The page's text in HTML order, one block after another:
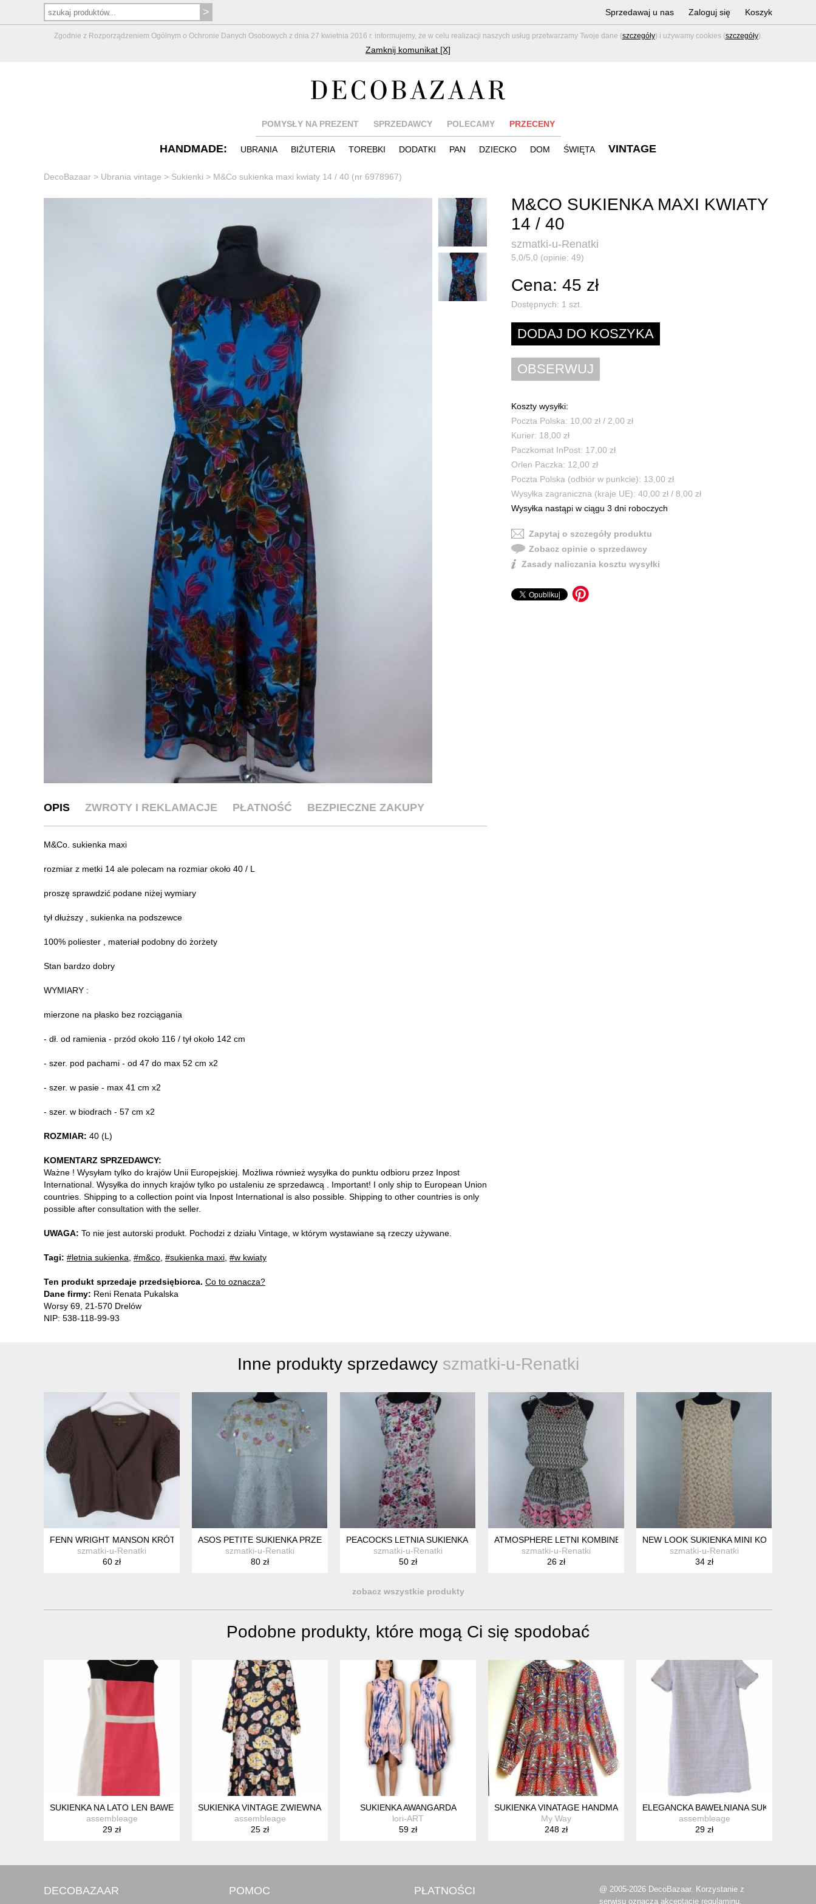
Zgodnie z Rozporządzeniem Ogólnym o Ochronie Danych Osobowych z dnia 27 kwietnia 2016 r. informujemy, że w celu realizacji naszych usług przetwarzamy Twoje dane (szczegóły) i używamy cookies (szczegóły).
Zamknij komunikat [X]
Sprzedawaj u nas Zaloguj się Koszyk
POMYSŁY NA PREZENT SPRZEDAWCY POLECAMY PRZECENY
HANDMADE: UBRANIA BIŻUTERIA TOREBKI DODATKI PAN DZIECKO DOM ŚWIĘTA VINTAGE
DecoBazaar > Ubrania vintage > Sukienki > M&Co sukienka maxi kwiaty 14 / 40 (nr 6978967)
M&CO SUKIENKA MAXI KWIATY
14 / 40
szmatki-u-Renatki
5,0/5,0 (opinie: 49)
Cena: 45 zł
Dostępnych: 1 szt.
Koszty wysyłki:
Poczta Polska: 10,00 zł / 2,00 zł
Kurier: 18,00 zł
Paczkomat InPost: 17,00 zł
Orlen Paczka: 12,00 zł
Poczta Polska (odbiór w punkcie): 13,00 zł
Wysyłka zagraniczna (kraje UE): 40,00 zł / 8,00 zł
Wysyłka nastąpi w ciągu 3 dni roboczych
Zapytaj o szczegóły produktu
Zobacz opinie o sprzedawcy
Zasady naliczania kosztu wysyłki
OPIS ZWROTY I REKLAMACJE PŁATNOŚĆ BEZPIECZNE ZAKUPY
M&Co. sukienka maxi
rozmiar z metki 14 ale polecam na rozmiar około 40 / L
proszę sprawdzić podane niżej wymiary
tył dłuższy , sukienka na podszewce
100% poliester , materiał podobny do żorżety
Stan bardzo dobry
WYMIARY :
mierzone na płasko bez rozciągania
- dł. od ramienia - przód około 116 / tył około 142 cm
- szer. pod pachami - od 47 do max 52 cm x2
- szer. w pasie - max 41 cm x2
- szer. w biodrach - 57 cm x2
ROZMIAR: 40 (L)
KOMENTARZ SPRZEDAWCY:
Ważne ! Wysyłam tylko do krajów Unii Europejskiej. Możliwa również wysyłka do punktu odbioru przez Inpost
International. Wysyłka do innych krajów tylko po ustaleniu ze sprzedawcą . Important! I only ship to European Union
countries. Shipping to a collection point via Inpost International is also possible. Shipping to other countries is only
possible after consultation with the seller.
UWAGA: To nie jest autorski produkt. Pochodzi z działu Vintage, w którym wystawiane są rzeczy używane.
Tagi: #letnia sukienka #m&co #sukienka maxi #w kwiaty
Ten produkt sprzedaje przedsiębiorca. Co to oznacza?
Dane firmy: Reni Renata Pukalska
Worsy 69, 21-570 Drelów
NIP: 538-118-99-93
Inne produkty sprzedawcy szmatki-u-Renatki
FENN WRIGHT MANSON KRÓTKI SWETEREK Z ANGORĄ KASZMIREM 16 / 42
szmatki-u-Renatki
60 zł
ASOS PETITE SUKIENKA PRZED KOLANO HAFT 12 / 38 Z METKĄ
szmatki-u-Renatki
80 zł
PEACOCKS LETNIA SUKIENKA W KWIATY 14 / 40 Z METKĄ
szmatki-u-Renatki
50 zł
ATMOSPHERE LETNI KOMBINEZON SZORTY 8 / 34
szmatki-u-Renatki
26 zł
NEW LOOK SUKIENKA MINI KORONKA 12 /
szmatki-u-Renatki
34 zł
zobacz wszystkie produkty
Podobne produkty, które mogą Ci się spodobać
SUKIENKA NA LATO LEN BAWEŁNA BEZ RĘKAWÓW ELEGANCKA BIUROWA
assembleage
29 zł
SUKIENKA VINTAGE ZWIEWNA Z DŁUGIM RĘKAWEM WISKOZA MSCH
assembleage
25 zł
SUKIENKA AWANGARDA
lori-ART
59 zł
SUKIENKA VINATAGE HANDMADE
My Way
248 zł
ELEGANCKA BAWEŁNIANA SUKIENKA
assembleage
29 zł
DECOBAZAAR POMOC PŁATNOŚCI
@ 2005-2026 DecoBazaar. Korzystanie z
serwisu oznacza akceptację regulaminu.